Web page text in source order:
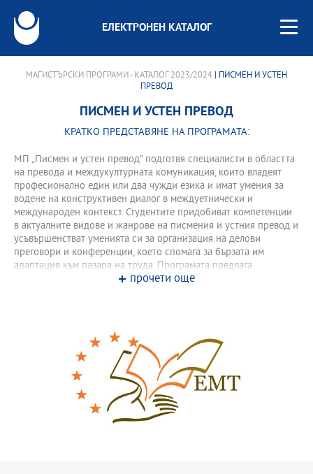
ЕЛЕКТРОНЕН КАТАЛОГ
МАГИСТЪРСКИ ПРОГРАМИ - КАТАЛОГ 2023/2024 | ПИСМЕН И УСТЕН
ПРЕВОД
ПИСМЕН И УСТЕН ПРЕВОД
КРАТКО ПРЕДСТАВЯНЕ НА ПРОГРАМАТА:
МП „Писмен и устен превод” подготвя специалисти в областта
на превода и междукултурната комуникация, които владеят
професионално един или два чужди езика и имат умения за
водене на конструктивен диалог в междуетнически и
международен контекст. Студентите придобиват компетенции
в актуалните видове и жанрове на писмения и устния превод и
усъвършенстват уменията си за организация на делови
преговори и конференции, което спомага за бързата им
адаптация към пазара на труда. Програмата предлага
новаторски курсове като машинен превод и езикова
прилагане на резултатите от тях в професионалната си
практика. Програмата предлага възможност за обучение и
придобиване на магистърска степен по превод от и на
следните езици: български, английски, немски, френски,
испански, италиански, гръцки, арабски и руски. В програмата
могат да се обучават бакалаври не само от филологически, но
и други области на знанието.
прочети още